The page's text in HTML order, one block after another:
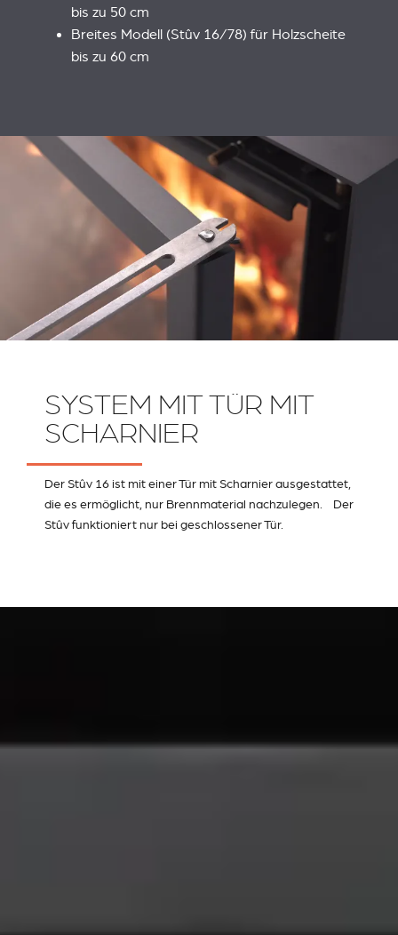
bis zu 50 cm
Breites Modell (Stûv 16/78) für Holzscheite
bis zu 60 cm
SYSTEM MIT TÜR MIT
SCHARNIER
Der Stûv 16 ist mit einer Tür mit Scharnier ausgestattet,
die es ermöglicht, nur Brennmaterial nachzulegen. Der
Stûv funktioniert nur bei geschlossener Tür.